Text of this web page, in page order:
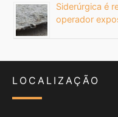
Siderúrgica é
operador
LOCALIZAÇÃO